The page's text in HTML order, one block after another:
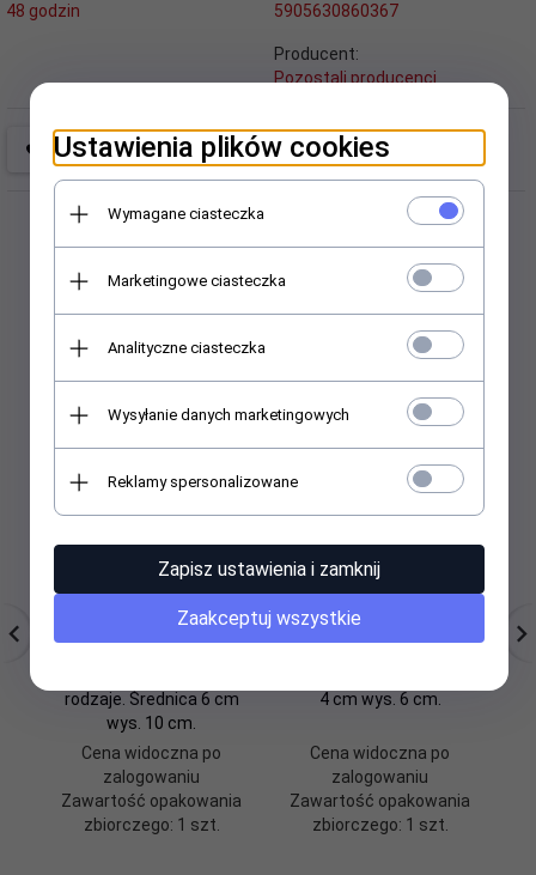
48 godzin
5905630860367
Producent:
Pozostali producenci
Polecamy
Drzewko szczęścia. Ok.
rodzaje. Średnica 6 cm
wys. 10 cm.
Cena widoczna po
zalogowaniu
Zawartość opakowania
zbiorczego: 1 szt.
Drzewko szczęścia. 8
4 cm wys. 6 cm.
Cena widoczna po
zalogowaniu
Zawartość opakowania
zbiorczego: 1 szt.
Ustawienia plików cookies
Wymagane ciasteczka
Marketingowe ciasteczka
Analityczne ciasteczka
Wysyłanie danych marketingowych
Reklamy spersonalizowane
Zapisz ustawienia i zamknij
Zaakceptuj wszystkie